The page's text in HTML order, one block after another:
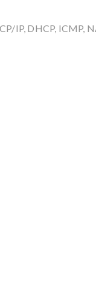
IP, DHCP, ICMP,